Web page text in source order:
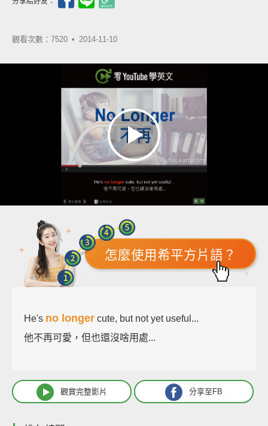
觀看次數：7520 • 2014-11-10
怎麼使用希平方片語？
He's no longer cute, but not yet useful...
他不再可愛，但也還沒啥用處...
觀賞完整影片 分享至FB